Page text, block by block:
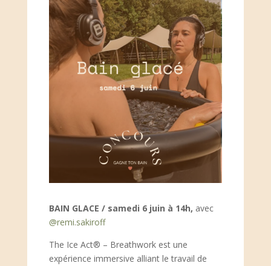
BAIN GLACE / samedi 6 juin à 14h, avec
@remi.sakiroff
The Ice Act® – Breathwork est une
expérience immersive alliant le travail de